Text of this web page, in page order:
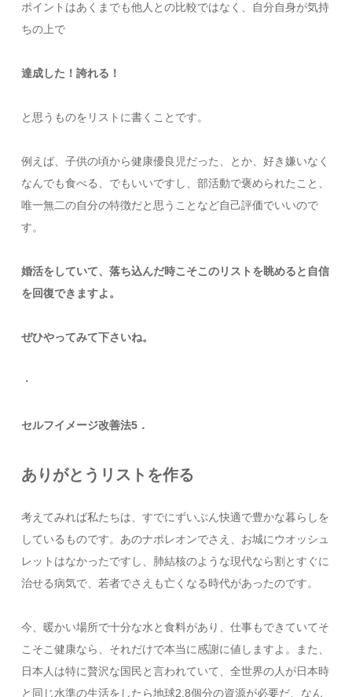
ポイントはあくまでも他人との比較ではなく、自分自身が気持
ちの上で
達成した！誇れる！
と思うものをリストに書くことです。
例えば、子供の頃から健康優良児だった、とか、好き嫌いなく
なんでも食べる、でもいいですし、部活動で褒められたこと、
唯一無二の自分の特徴だと思うことなど自己評価でいいので
す。
婚活をしていて、落ち込んだ時こそこのリストを眺めると自信
を回復できますよ。
ぜひやってみて下さいね。
・
セルフイメージ改善法5．
ありがとうリストを作る
考えてみれば私たちは、すでにずいぶん快適で豊かな暮らしを
しているものです。あのナポレオンでさえ、お城にウオッシュ
レットはなかったですし、肺結核のような現代なら割とすぐに
治せる病気で、若者でさえも亡くなる時代があったのです。
今、暖かい場所で十分な水と食料があり、仕事もできていてそ
こそこ健康なら、それだけで本当に感謝に値しますよ。また、
日本人は特に贅沢な国民と言われていて、全世界の人が日本時
と同じ水準の生活をしたら地球2.8個分の資源が必要だ、なん